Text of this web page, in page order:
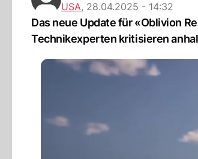
USA, 28.04.2025 - 14:32
Das neue Update für «Oblivion
Technikexperten kritisieren